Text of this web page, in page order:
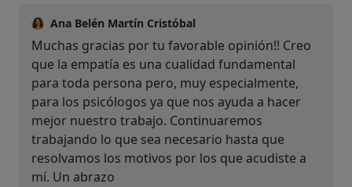
Ana Belén Martín Cristóbal
Muchas gracias por tu favorable opinión!! Creo
que la empatía es una cualidad fundamental
para toda persona pero, muy especialmente,
para los psicólogos ya que nos ayuda a hacer
mejor nuestro trabajo. Continuaremos
trabajando lo que sea necesario hasta que
resolvamos los motivos por los que acudiste a
mí. Un abrazo